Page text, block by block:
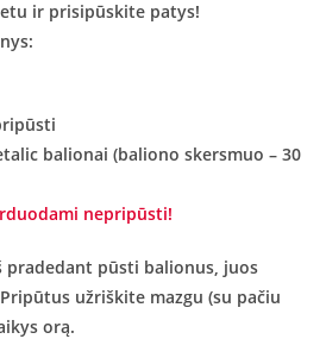
ir prisipūskite patys!
balionai (baliono skersmuo – 30
nepripūsti!
pradedant pūsti balionus, juos
užriškite mazgu (su pačiu
orą.